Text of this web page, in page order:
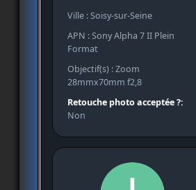
Ville : Soisy-sur-Seine
APN : Sony Alpha 7 II Plein
Format
Objectif(s) : Zoom
28mmx70mm f2,8
Retouche photo acceptée ?:
Non